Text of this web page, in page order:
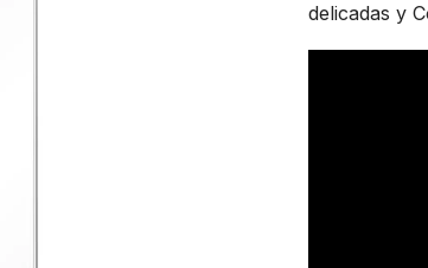
delicadas y